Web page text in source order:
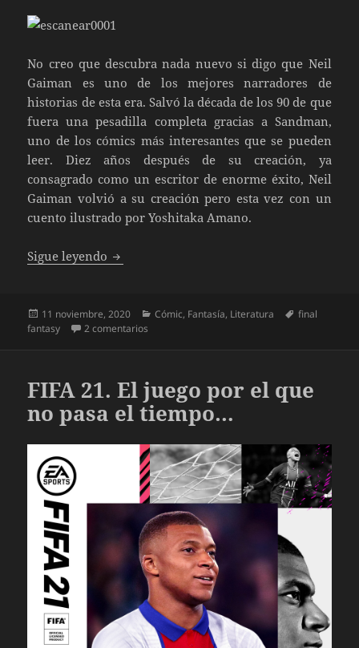
No creo que descubra nada nuevo si digo que Neil
Gaiman es uno de los mejores narradores de
historias de esta era. Salvó la década de los 90 de que
fuera una pesadilla completa gracias a Sandman,
uno de los cómics más interesantes que se pueden
leer. Diez años después de su creación, ya
consagrado como un escritor de enorme éxito, Neil
Gaiman volvió a su creación pero esta vez con un
cuento ilustrado por Yoshitaka Amano.
Sigue leyendo The Sandman Los Cazadores de Sueños
Publicado
el
11 noviembre, 2020 Categorías
Cómic, Fantasía, Literatura Etiquetas
final
fantasy
2 comentarios
FIFA 21. El juego por el que
no pasa el tiempo…